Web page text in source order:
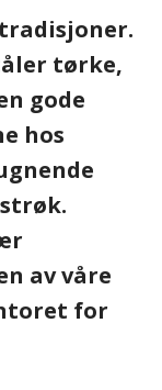
tørke,
gode
hos
av våre
for